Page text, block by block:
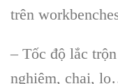
trên
– Tốc độ lắc
nghiệm, chai,